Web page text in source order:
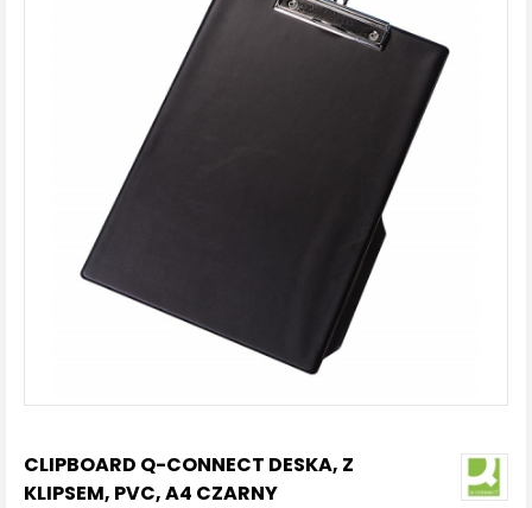
CLIPBOARD Q-CONNECT DESKA, Z
KLIPSEM, PVC, A4 CZARNY